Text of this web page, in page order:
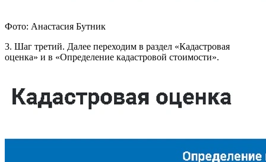
Фото: Анастасия Бутник
3. Шаг третий. Далее переходим в раздел «Кадастровая
оценка» и в «Определение кадастровой стоимости».